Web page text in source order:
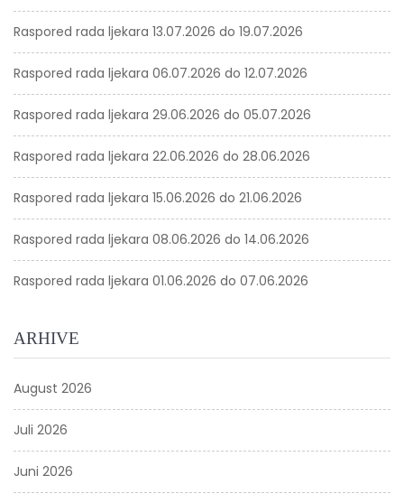
Raspored rada ljekara 13.07.2026 do 19.07.2026
Raspored rada ljekara 06.07.2026 do 12.07.2026
Raspored rada ljekara 29.06.2026 do 05.07.2026
Raspored rada ljekara 22.06.2026 do 28.06.2026
Raspored rada ljekara 15.06.2026 do 21.06.2026
Raspored rada ljekara 08.06.2026 do 14.06.2026
Raspored rada ljekara 01.06.2026 do 07.06.2026
ARHIVE
August 2026
Juli 2026
Juni 2026